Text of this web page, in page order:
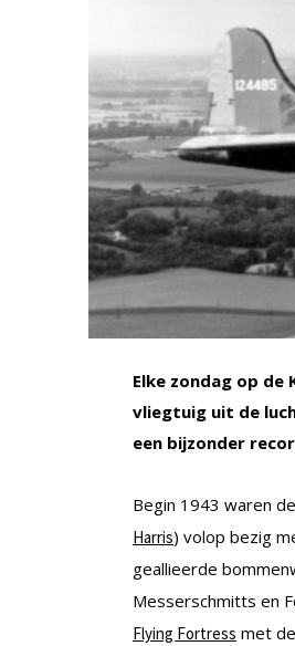
Elke zondag op
vliegtuig uit de
een bijzonder
Begin 1943 waren
Harris) volop bezig
geallieerde
Messerschmitts en
Flying Fortress met